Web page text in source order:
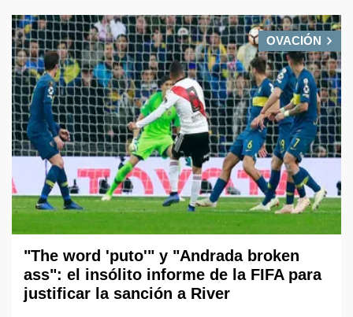
OVACIÓN
"The word 'puto'" y "Andrada broken
ass": el insólito informe de la FIFA para
justificar la sanción a River